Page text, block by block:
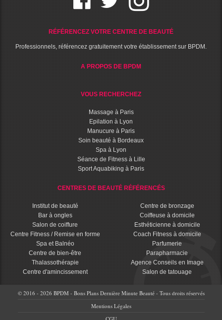
RÉFÉRENCEZ VOTRE CENTRE DE BEAUTÉ
Professionnels, référencez gratuitement votre établissement sur BPDM.
A PROPOS DE BPDM
VOUS RECHERCHEZ
Massage à Paris
Epilation à Lyon
Manucure à Paris
Soin beauté à Bordeaux
Spa à Lyon
Séance de Fitness à Lille
Sport Aquabiking à Paris
CENTRES DE BEAUTÉ RÉFÉRENCÉS
Institut de beauté
Bar à ongles
Salon de coiffure
Centre Fitness / Remise en forme
Spa et Balnéo
Centre de bien-être
Thalassothérapie
Centre d'amincissement
Centre de bronzage
Coiffeuse à domicile
Esthéticienne à domicile
Coach Fitness à domicile
Parfumerie
Parapharmacie
Agence Conseils en Image
Salon de tatouage
© 2016 - 2026 BPDM - Bons Plans Dernière Minute Beauté - Tous droits réservés
Mentions Légales